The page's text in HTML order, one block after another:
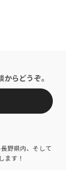
野県内、そして
ます！
らどうぞ。